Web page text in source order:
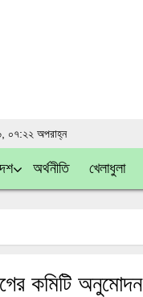
০৭:২২ অপরাহ্ন
অর্থনীতি খেলাধুলা
কমিটি